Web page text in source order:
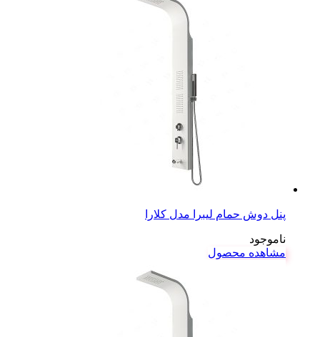
پنل دوش حمام لیبرا مدل کلارا
ناموجود
مشاهده محصول